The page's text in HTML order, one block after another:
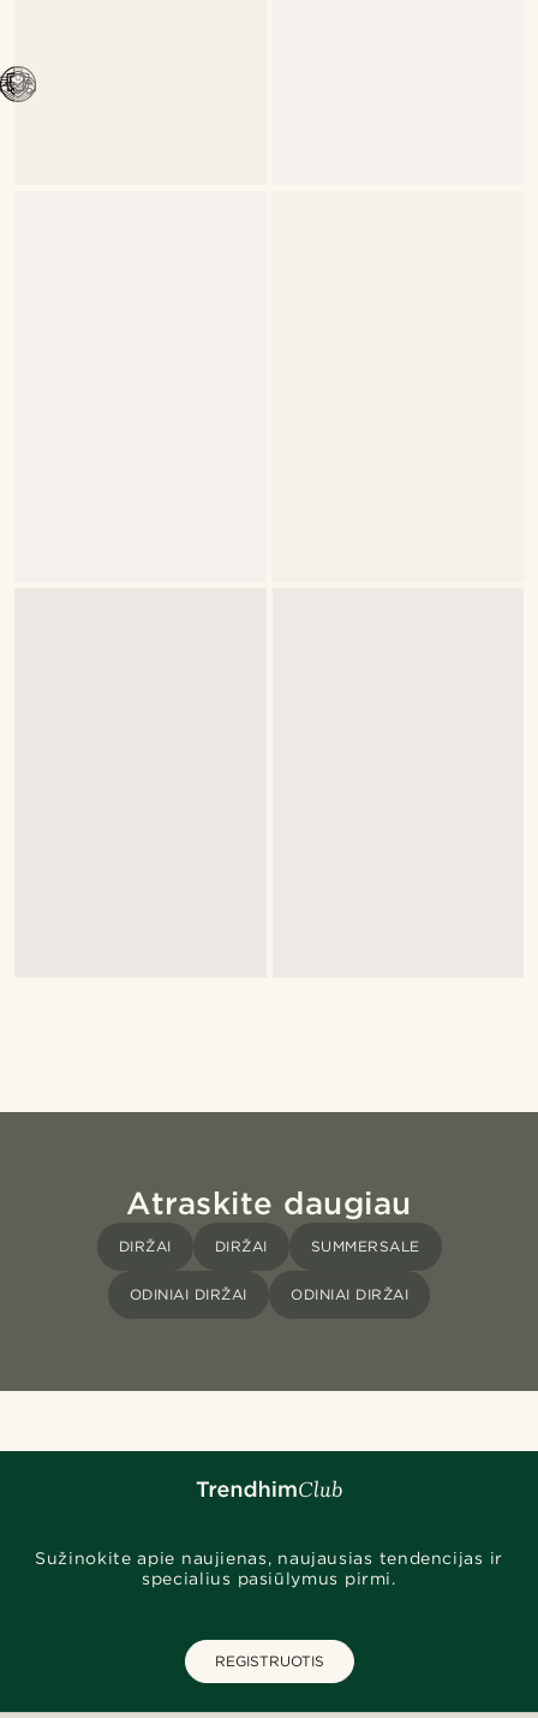
Atraskite daugiau
DIRŽAI DIRŽAI SUMMERSALE
ODINIAI DIRŽAI ODINIAI DIRŽAI
Sužinokite apie naujienas, naujausias tendencijas ir
specialius pasiūlymus pirmi.
REGISTRUOTIS